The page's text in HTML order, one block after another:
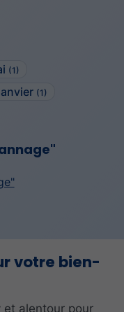
(1)
(1)
votre bien-
et alentour pour